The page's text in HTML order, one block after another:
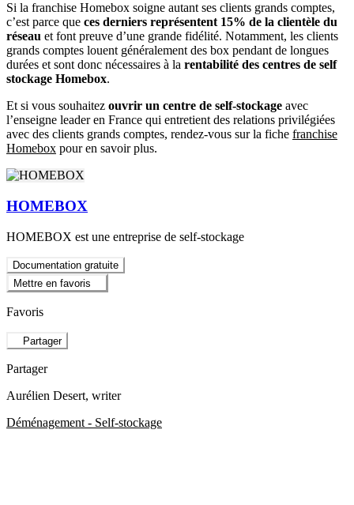
Si la franchise Homebox soigne autant ses clients grands comptes,
c’est parce que ces derniers représentent 15% de la clientèle du
réseau et font preuve d’une grande fidélité. Notamment, les clients
grands comptes louent généralement des box pendant de longues
durées et sont donc nécessaires à la rentabilité des centres de self
stockage Homebox.
Et si vous souhaitez ouvrir un centre de self-stockage avec
l’enseigne leader en France qui entretient des relations privilégiées
avec des clients grands comptes, rendez-vous sur la fiche franchise
Homebox pour en savoir plus.
HOMEBOX
HOMEBOX est une entreprise de self-stockage
Documentation gratuite
Mettre en favoris
Favoris
Partager
Partager
Aurélien Desert, writer
Déménagement - Self-stockage